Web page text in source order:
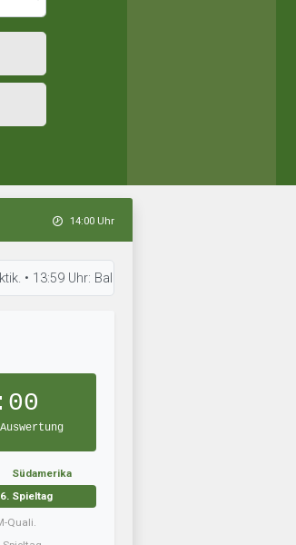
14:00 Uhr
Uhr: Ballon D´ or 94 hat sein Team
Südamerika
Spieltag
Quali.